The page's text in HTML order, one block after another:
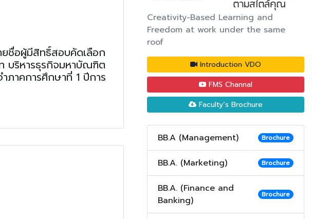
ยชื่อผู้มีสิทธิ์สอบคัดเลือก
บริหารธุรกิจมหาบัณฑิต
ภาคการศึกษาที่ 1 ปีการ
Creativity-Based Learning and
Freedom at work under the same
roof
Introduction VDO
FMS Channal
Faculty’s Brochure
BB.A (Management) Brochure
BB.A. (Marketing) Brochure
BB.A. (Finance and
Banking)
Brochure